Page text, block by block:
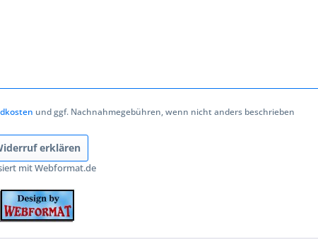
und ggf. Nachnahmegebühren, wenn nicht anders beschrieben
erklären
mit Webformat.de